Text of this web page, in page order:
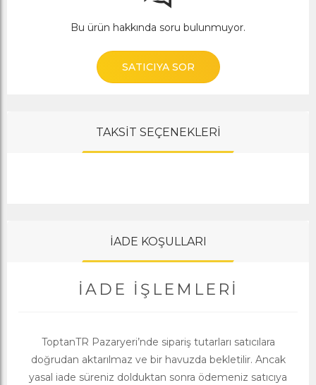
Bu ürün hakkında soru bulunmuyor.
SATICIYA SOR
TAKSİT SEÇENEKLERİ
İADE KOŞULLARI
İADE İŞLEMLERI
ToptanTR Pazaryeri’nde sipariş tutarları satıcılara
doğrudan aktarılmaz ve bir havuzda bekletilir. Ancak
yasal iade süreniz dolduktan sonra ödemeniz satıcıya